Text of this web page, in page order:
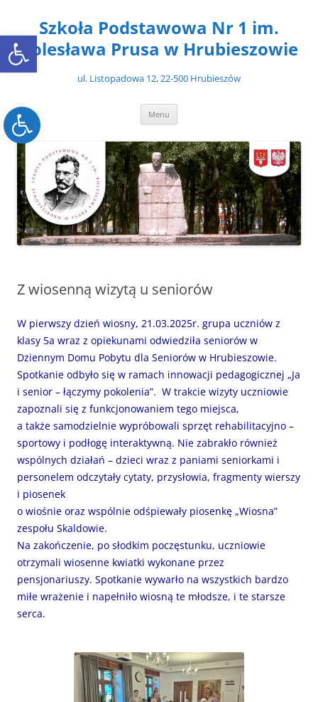
Open toolbar
Open toolbar
treściSzkoła Podstawowa Nr 1 im.
Bolesława Prusa w Hrubieszowie
ul. Listopadowa 12, 22-500 Hrubieszów
Menu
Z wiosenną wizytą u seniorów
W pierwszy dzień wiosny, 21.03.2025r. grupa uczniów z
klasy 5a wraz z opiekunami odwiedziła seniorów w
Dziennym Domu Pobytu dla Seniorów w Hrubieszowie.
Spotkanie odbyło się w ramach innowacji pedagogicznej „Ja
i senior – łączymy pokolenia”. W trakcie wizyty uczniowie
zapoznali się z funkcjonowaniem tego miejsca,
a także samodzielnie wypróbowali sprzęt rehabilitacyjno –
sportowy i podłogę interaktywną. Nie zabrakło również
wspólnych działań – dzieci wraz z paniami seniorkami i
personelem odczytały cytaty, przysłowia, fragmenty wierszy
i piosenek
o wiośnie oraz wspólnie odśpiewały piosenkę „Wiosna”
zespołu Skaldowie.
Na zakończenie, po słodkim poczęstunku, uczniowie
otrzymali wiosenne kwiatki wykonane przez
pensjonariuszy. Spotkanie wywarło na wszystkich bardzo
miłe wrażenie i napełniło wiosną te młodsze, i te starsze
serca.